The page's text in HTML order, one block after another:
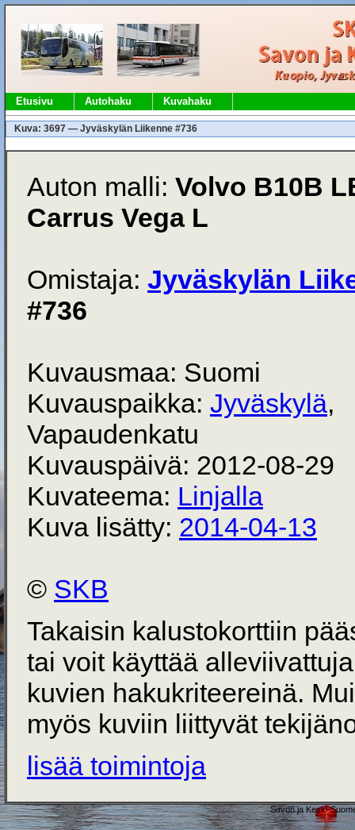
Etusivu Autohaku Kuvahaku
Kuva: 3697 — Jyväskylän Liikenne #736
Auton malli: Volvo B10B
Carrus Vega L
Omistaja: Jyväskylän
#736
Kuvausmaa: Suomi
Kuvauspaikka: Jyväskylä,
Vapaudenkatu
Kuvauspäivä: 2012-08-29
Kuvateema: Linjalla
Kuva lisätty: 2014-04-13
© SKB
Takaisin kalustokorttiin
tai voit käyttää
kuvien hakukriteereinä.
myös kuviin liittyvät
lisää toimintoja
Savon ja Keski-